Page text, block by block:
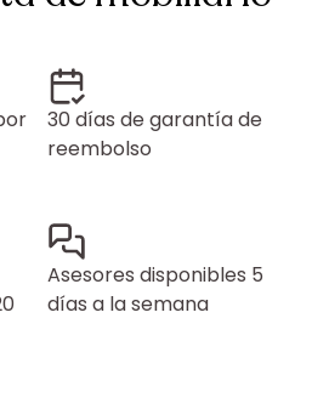
30 días de garantía de
reembolso
Asesores disponibles 5
días a la semana